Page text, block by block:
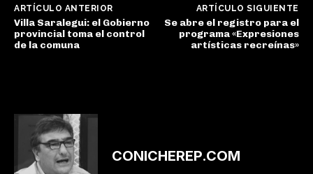
ARTÍCULO ANTERIOR
Villa Saralegui: el Gobierno
provincial toma el control
de la comuna
ARTÍCULO SIGUIENTE
Se abre el registro para el
programa «Expresiones
artísticas recreínas»
CONICHEREP.COM